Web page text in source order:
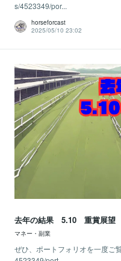
s/4523349/por...
horseforcast
2025/05/10 23:02
去年の結果 5.10 重賞展望
マネー・副業
ぜひ、ポートフォリオを一度ご